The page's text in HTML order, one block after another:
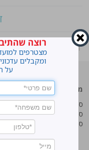
ראשי Shop
»סנו סופט
מוצרים מובילים
סנו ז'אוול סופר ג'ל
סנו ז'אוול קצף ניקוי
סנו ז'אוול אבקת ניקוי
רוצה
מצטרפים
ומקבלים
על